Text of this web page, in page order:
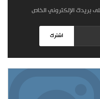
بريدك الإلكتروني الخاص
اشترك